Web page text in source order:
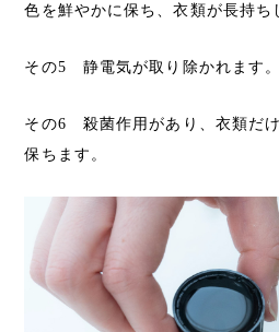
色を鮮やかに保ち、衣類が長持ち
その5 静電気が取り除かれます。
その6 殺菌作用があり、衣類だ
保ちます。